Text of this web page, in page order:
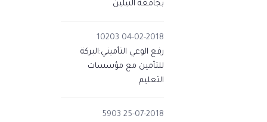
بجامعة النيلين
04-02-2018
10203
رفع الوعي التأميني:البركة
للتأمين مع مؤسسات
التعليم
25-07-2018
5903